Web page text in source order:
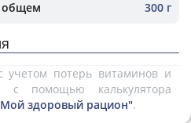
общем 300 г
учетом потерь витаминов и
помощью калькулятора
здоровый рацион".